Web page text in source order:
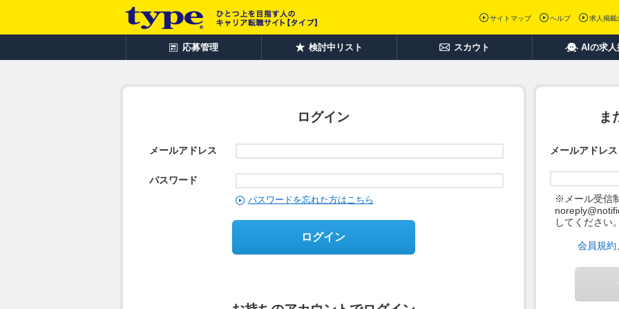
サイトマップ ヘルプ 求人掲載
応募管理 検討中リスト スカウト AIの求人
ログイン
メールアドレス
パスワード
パスワードを忘れた方はこちら
ログイン
ま
メールアドレス
※メール受信
してください
会員規約